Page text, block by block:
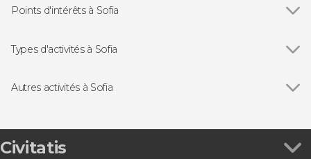
Points d'intérêts à Sofia
Types d'activités à Sofia
Excursions d'une journée
Autres activités à Sofia
Pub Crawl : tournée des bars à Sofia !
Civitatis